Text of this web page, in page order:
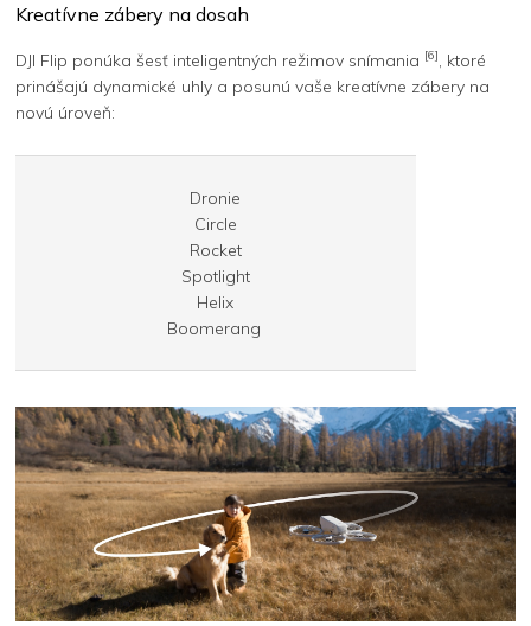
Kreatívne zábery na dosah
DJI Flip ponúka šesť inteligentných režimov snímania [6], ktoré
prinášajú dynamické uhly a posunú vaše kreatívne zábery na
novú úroveň:
Dronie
Circle
Rocket
Spotlight
Helix
Boomerang